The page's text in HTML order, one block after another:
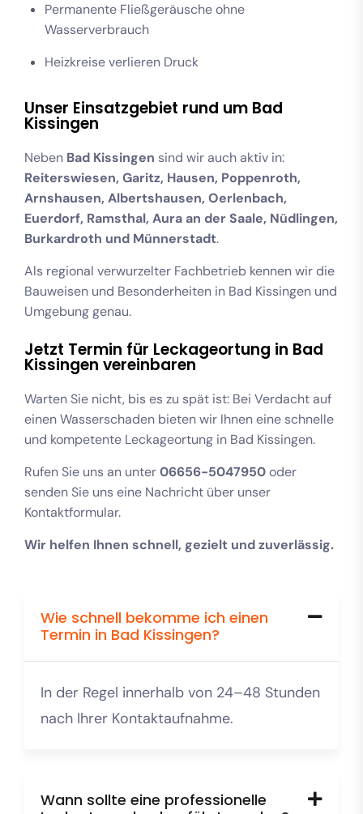
Permanente Fließgeräusche ohne
Wasserverbrauch
Heizkreise verlieren Druck
Unser Einsatzgebiet rund um Bad
Kissingen
Neben Bad Kissingen sind wir auch aktiv in:
Reiterswiesen, Garitz, Hausen, Poppenroth,
Arnshausen, Albertshausen, Oerlenbach,
Euerdorf, Ramsthal, Aura an der Saale, Nüdlingen,
Burkardroth und Münnerstadt.
Als regional verwurzelter Fachbetrieb kennen wir die
Bauweisen und Besonderheiten in Bad Kissingen und
Umgebung genau.
Jetzt Termin für Leckageortung in Bad
Kissingen vereinbaren
Warten Sie nicht, bis es zu spät ist: Bei Verdacht auf
einen Wasserschaden bieten wir Ihnen eine schnelle
und kompetente Leckageortung in Bad Kissingen.
Rufen Sie uns an unter06656-5047950oder
senden Sie uns eine Nachricht über unser
Kontaktformular.
Wir helfen Ihnen schnell, gezielt und zuverlässig.
Wie schnell bekomme ich einen
Termin in Bad Kissingen?
In der Regel innerhalb von 24–48 Stunden
nach Ihrer Kontaktaufnahme.
Wann sollte eine professionelle